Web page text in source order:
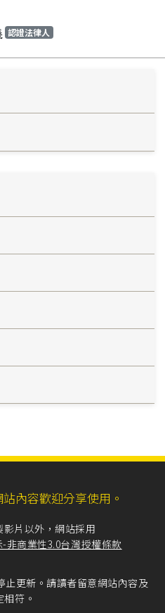
認證法律人
內容歡迎分享使用。
片以外，網站採用
-非商業性3.0台灣授權條款
止更新。請讀者留意網站內容及
符。